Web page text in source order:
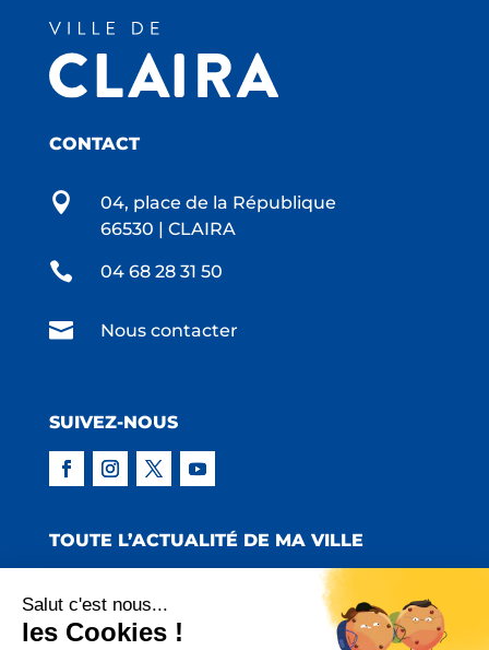
CONTACT

04, place de la République
66530 | CLAIRA
 04 68 28 31 50
 Nous contacter
SUIVEZ-NOUS
TOUTE L’ACTUALITÉ DE MA VILLE
Salut c'est nous...
les Cookies !